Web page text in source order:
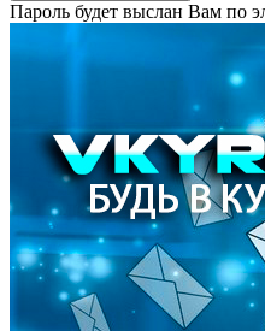
Пароль будет выслан Вам по